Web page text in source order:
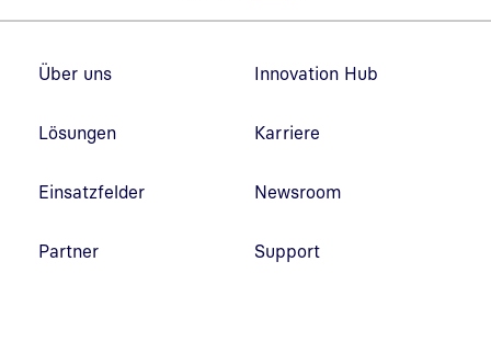
Über uns
Lösungen
Einsatzfelder
Partner
Innovation Hub
Karriere
Newsroom
Support